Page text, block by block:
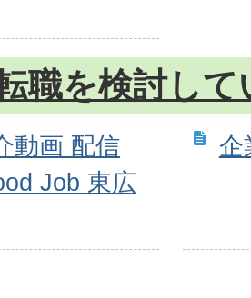
職を検討して
動画 配信
Job 東広
企